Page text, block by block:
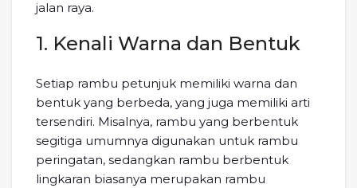
jalan raya.
1. Kenali Warna dan Bentuk
Setiap rambu petunjuk memiliki warna dan
bentuk yang berbeda, yang juga memiliki arti
tersendiri. Misalnya, rambu yang berbentuk
segitiga umumnya digunakan untuk rambu
peringatan, sedangkan rambu berbentuk
lingkaran biasanya merupakan rambu